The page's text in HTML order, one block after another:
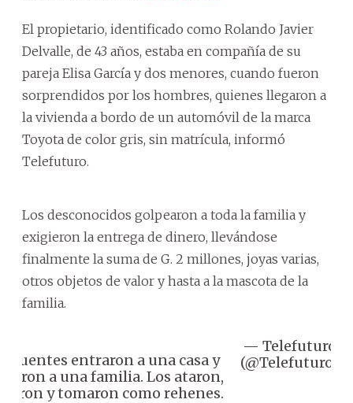
El propietario, identificado como Rolando Javier
Delvalle, de 43 años, estaba en compañía de su
pareja Elisa García y dos menores, cuando fueron
sorprendidos por los hombres, quienes llegaron a
la vivienda a bordo de un automóvil de la marca
Toyota de color gris, sin matrícula, informó
Telefuturo.
Los desconocidos golpearon a toda la familia y
exigieron la entrega de dinero, llevándose
finalmente la suma de G. 2 millones, joyas varias,
otros objetos de valor y hasta a la mascota de la
familia.
entraron a una casa y
a una familia. Los ataron,
y tomaron como rehenes.
— Telefuturo
(@Telefuturo)